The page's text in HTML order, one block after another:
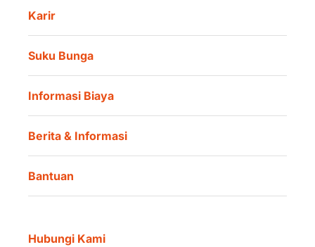
Karir
Suku Bunga
Informasi Biaya
Berita & Informasi
Bantuan
Hubungi Kami